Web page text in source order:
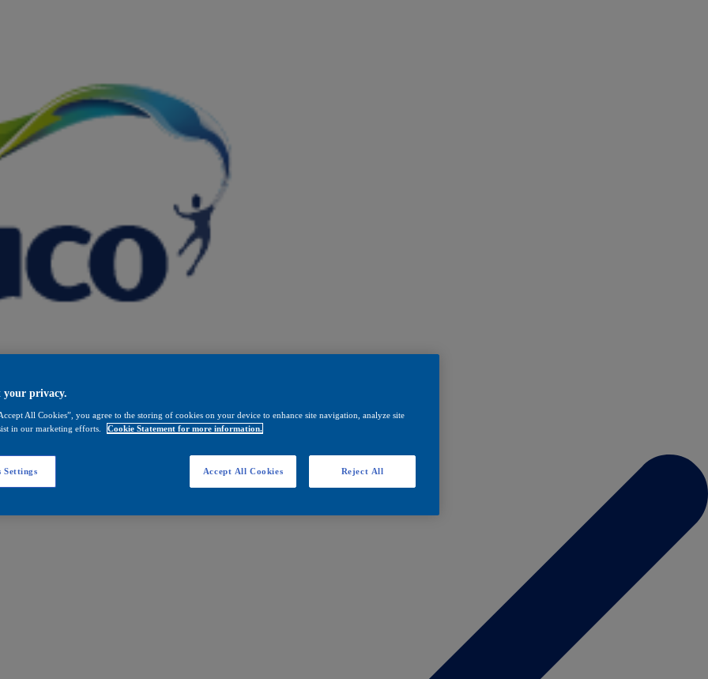
your privacy.
All Cookies”, you agree to the storing of cookies on your device to enhance site navigation, analyze site
in our marketing efforts.
Cookie Statement for more information.
Settings Reject All
Accept All Cookies